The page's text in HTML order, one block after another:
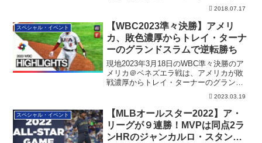
2018.07.17
スペシャル・イベント
【WBC2023準々決勝】アメリ
カ、敗色濃厚からトレイ・ターナ
ーのグランドスラムで逆転勝ち
現地2023年3月18日のWBC準々決勝のア
メリカ＠ベネズエラ戦は、アメリカが敗
戦濃厚からトレイ・ターナーのグランド
スラムで逆転勝ち。その詳細を記載して
2023.03.19
スペシャル・イベント
【MLBオールスター2022】ア・
リーグが９連勝！MVPは同点2ラ
ンHRのジャンカルロ・スタント